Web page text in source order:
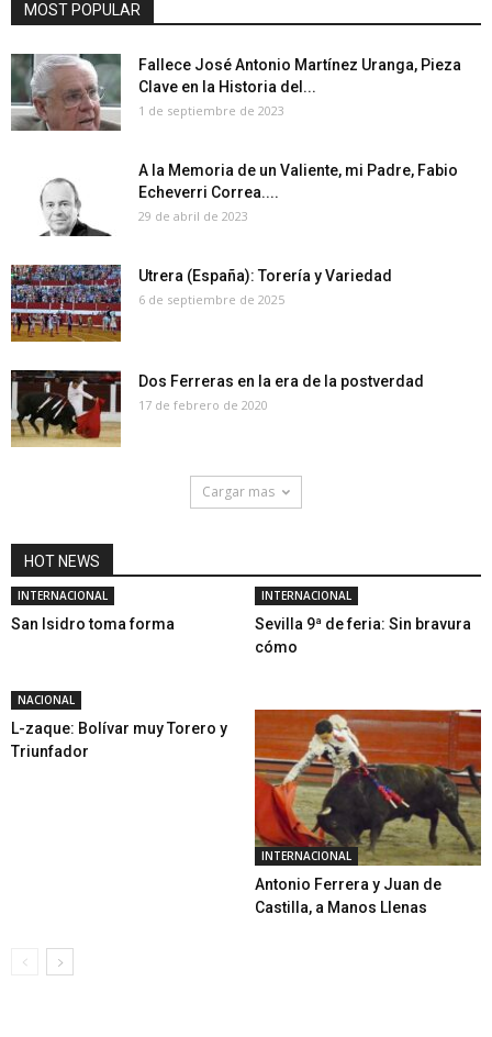
MOST POPULAR
Fallece José Antonio Martínez Uranga, Pieza
Clave en la Historia del...
1 de septiembre de 2023
A la Memoria de un Valiente, mi Padre, Fabio
Echeverri Correa....
29 de abril de 2023
Utrera (España): Torería y Variedad
6 de septiembre de 2025
Dos Ferreras en la era de la postverdad
17 de febrero de 2020
Cargar mas
HOT NEWS
INTERNACIONAL
San Isidro toma forma
INTERNACIONAL
Sevilla 9ª de feria: Sin bravura
cómo
NACIONAL
L-zaque: Bolívar muy Torero y
Triunfador
INTERNACIONAL
Antonio Ferrera y Juan de
Castilla, a Manos Llenas